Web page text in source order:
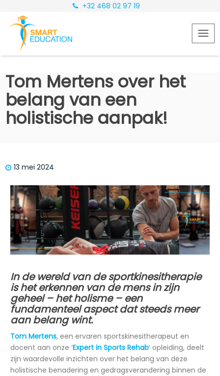
+32 468 02 97 19
Tom Mertens over het
belang van een
holistische aanpak!
13 mei 2024
In de wereld van de sportkinesitherapie
is het erkennen van de mens in zijn
geheel – het holisme – een
fundamenteel aspect dat steeds meer
aan belang wint.
Tom Mertens, een ervaren sportskinesitherapeut en
docent aan onze ‘Expert in Sports Rehab‘ opleiding, deelt
zijn waardevolle inzichten over het belang van deze
holistische benadering en gedragsverandering binnen de